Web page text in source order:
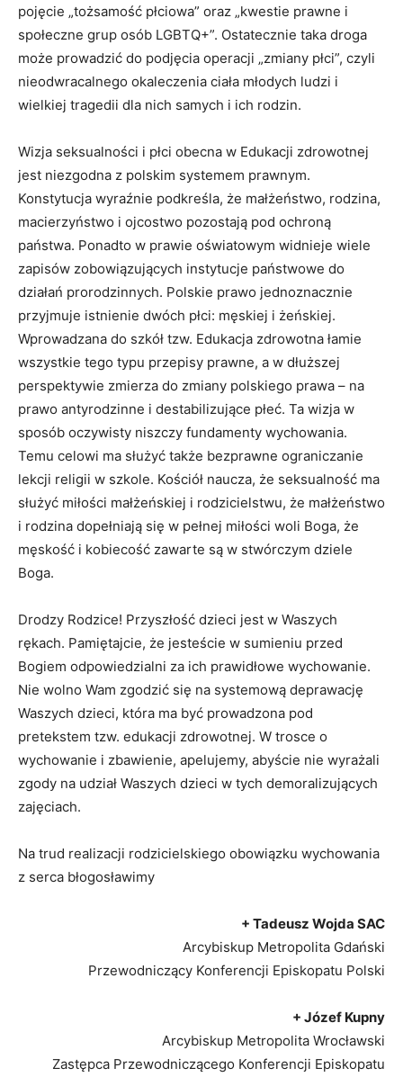
pojęcie „tożsamość płciowa” oraz „kwestie prawne i
społeczne grup osób LGBTQ+”. Ostatecznie taka droga
może prowadzić do podjęcia operacji „zmiany płci”, czyli
nieodwracalnego okaleczenia ciała młodych ludzi i
wielkiej tragedii dla nich samych i ich rodzin.
Wizja seksualności i płci obecna w Edukacji zdrowotnej
jest niezgodna z polskim systemem prawnym.
Konstytucja wyraźnie podkreśla, że małżeństwo, rodzina,
macierzyństwo i ojcostwo pozostają pod ochroną
państwa. Ponadto w prawie oświatowym widnieje wiele
zapisów zobowiązujących instytucje państwowe do
działań prorodzinnych. Polskie prawo jednoznacznie
przyjmuje istnienie dwóch płci: męskiej i żeńskiej.
Wprowadzana do szkół tzw. Edukacja zdrowotna łamie
wszystkie tego typu przepisy prawne, a w dłuższej
perspektywie zmierza do zmiany polskiego prawa – na
prawo antyrodzinne i destabilizujące płeć. Ta wizja w
sposób oczywisty niszczy fundamenty wychowania.
Temu celowi ma służyć także bezprawne ograniczanie
lekcji religii w szkole. Kościół naucza, że seksualność ma
służyć miłości małżeńskiej i rodzicielstwu, że małżeństwo
i rodzina dopełniają się w pełnej miłości woli Boga, że
męskość i kobiecość zawarte są w stwórczym dziele
Boga.
Drodzy Rodzice! Przyszłość dzieci jest w Waszych
rękach. Pamiętajcie, że jesteście w sumieniu przed
Bogiem odpowiedzialni za ich prawidłowe wychowanie.
Nie wolno Wam zgodzić się na systemową deprawację
Waszych dzieci, która ma być prowadzona pod
pretekstem tzw. edukacji zdrowotnej. W trosce o
wychowanie i zbawienie, apelujemy, abyście nie wyrażali
zgody na udział Waszych dzieci w tych demoralizujących
zajęciach.
Na trud realizacji rodzicielskiego obowiązku wychowania
z serca błogosławimy
+ Tadeusz Wojda SAC
Arcybiskup Metropolita Gdański
Przewodniczący Konferencji Episkopatu Polski
+ Józef Kupny
Arcybiskup Metropolita Wrocławski
Zastępca Przewodniczącego Konferencji Episkopatu